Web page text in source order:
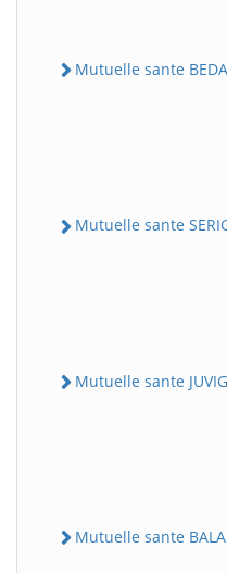
Mutuelle sante
Mutuelle sante
Mutuelle sante
Mutuelle sante